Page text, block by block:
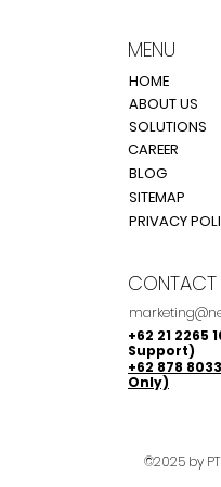
Siap?
MENU
HOME
ABOUT US
SOLUTIONS
CAREER
BLOG
SITEMAP
PRIVACY
CONTACT
+62 21 2265
Support)
+62 878
Only)
©2025 by PT